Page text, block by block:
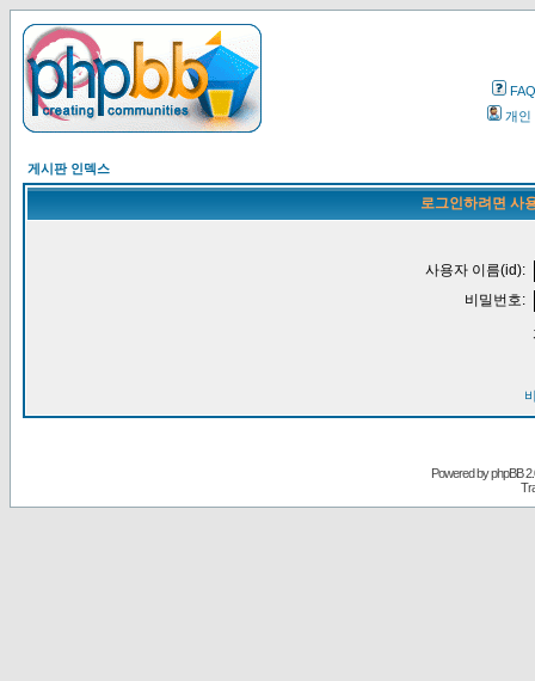
FAQ
개인
게시판 인덱스
로그인하려면 사
사용자 이름(id):
비밀번호:
Powered byphpBB